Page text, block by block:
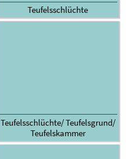
Teufelsschlüchte
Teufelsschlüchte/ Teufelsgrund/
Teufelskammer